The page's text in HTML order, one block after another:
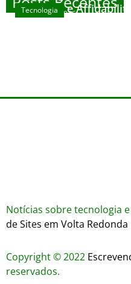
agosto 7, 2026
House
Sicurezza e
Wares
Tecnologia
Notícias sobre tecnologia
de Sites em Volta Redonda
Copyright © 2022
reservados.